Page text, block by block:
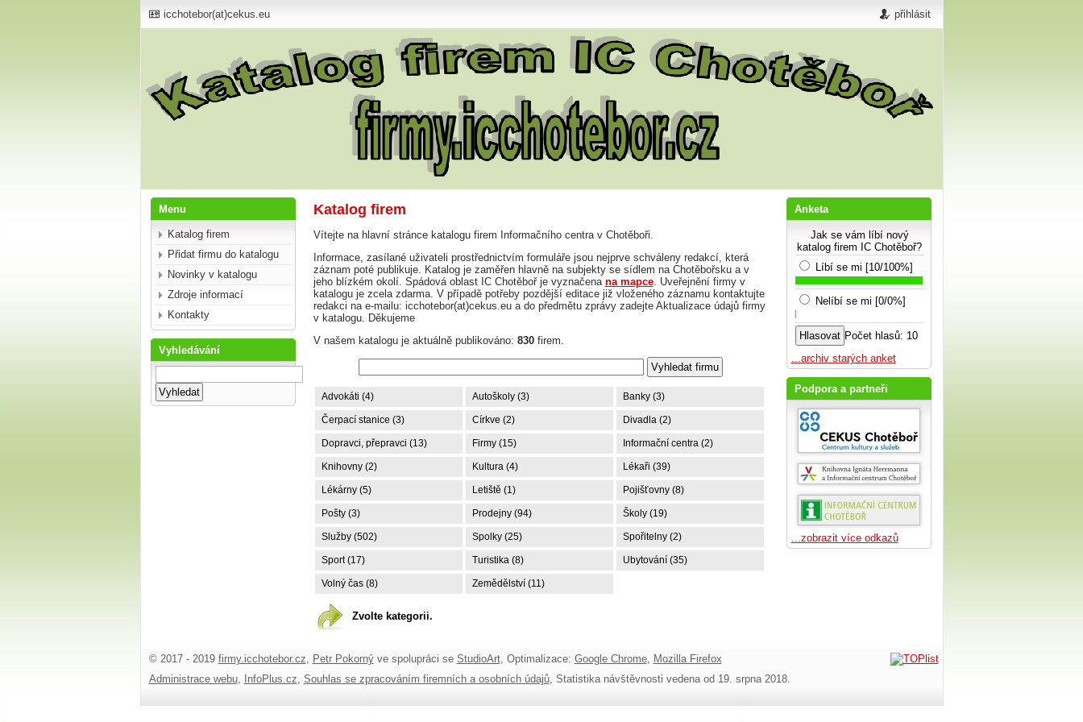
icchotebor(at)cekus.eu přihlásit
Menu
Katalog firem
Přidat firmu do katalogu
Novinky v katalogu
Zdroje informací
Kontakty
Vyhledávání
Katalog firem
Vítejte na hlavní stránce katalogu firem Informačního centra v Chotěboři.
Informace, zasílané uživateli prostřednictvím formuláře jsou nejprve schváleny redakcí, která
záznam poté publikuje. Katalog je zaměřen hlavně na subjekty se sídlem na Chotěbořsku a v
jeho blízkém okolí. Spádová oblast IC Chotěboř je vyznačena na mapce. Uveřejnění firmy v
katalogu je zcela zdarma. V případě potřeby pozdější editace již vloženého záznamu kontaktujte
redakci na e-mailu: icchotebor(at)cekus.eu a do předmětu zprávy zadejte Aktualizace údajů firmy
v katalogu. Děkujeme
V našem katalogu je aktuálně publikováno: 830 firem.
Advokáti (4) Autoškoly (3) Banky (3)
Čerpací stanice (3) Církve (2) Divadla (2)
Dopravci, přepravci (13) Firmy (15) Informační centra (2)
Knihovny (2) Kultura (4) Lékaři (39)
Lékárny (5) Letiště (1) Pojišťovny (8)
Pošty (3) Prodejny (94) Školy (19)
Služby (502) Spolky (25) Spořitelny (2)
Sport (17) Turistika (8) Ubytování (35)
Volný čas (8) Zemědělství (11)
Zvolte kategorii.
Anketa
Jak se vám líbí nový
katalog firem IC Chotěboř?
Líbí se mi [10/100%]
Nelíbí se mi [0/0%]
Počet hlasů: 10
...archiv starých anket
Podpora a partneři
...zobrazit více odkazů
© 2017 - 2019 firmy.icchotebor.cz, Petr Pokornýve spolupráci se StudioArt, Optimalizace: Google Chrome, Mozilla Firefox
Administrace webu, InfoPlus.cz, Souhlas se zpracováním firemních a osobních údajů, Statistika návštěvnosti vedena od 19. srpna 2018.